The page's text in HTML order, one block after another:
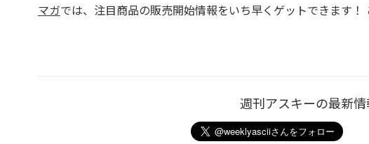
マガでは、注目商品の販売開始情報をいち早くゲットできます
週刊アスキーの最新